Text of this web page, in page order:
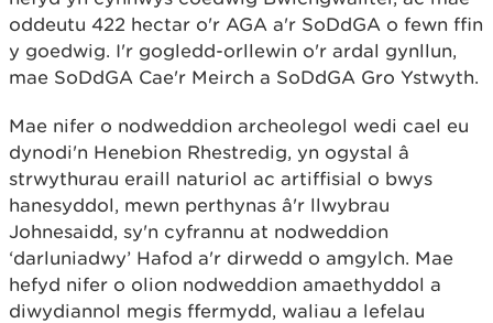
oddeutu 422 hectar o'r AGA a'r SoDdGA o fewn ffin
y goedwig. I'r gogledd-orllewin o'r ardal gynllun,
mae SoDdGA Cae'r Meirch a SoDdGA Gro Ystwyth.
Mae nifer o nodweddion archeolegol wedi cael eu
dynodi'n Henebion Rhestredig, yn ogystal â
strwythurau eraill naturiol ac artiffisial o bwys
hanesyddol, mewn perthynas â'r llwybrau
Johnesaidd, sy'n cyfrannu at nodweddion
‘darluniadwy’ Hafod a'r dirwedd o amgylch. Mae
hefyd nifer o olion nodweddion amaethyddol a
diwydiannol megis ffermydd, waliau a lefelau